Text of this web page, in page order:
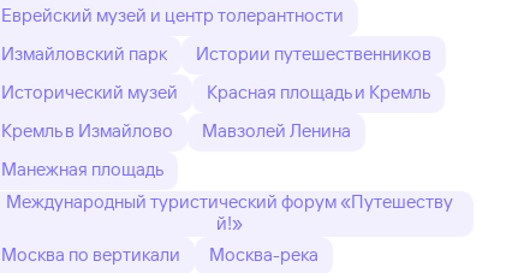
Еврейский музей и центр толерантности
Измайловский парк
Истории путешественников
Исторический музей
Красная площадь и Кремль
Кремль в Измайлово
Мавзолей Ленина
Манежная площадь
Международный туристический форум «Путешеству
й!»
Москва по вертикали
Москва-река